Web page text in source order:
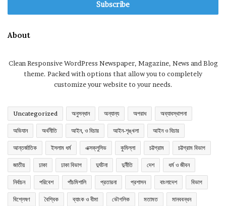
About
Clean Responsive WordPress Newspaper, Magazine, News and Blog
theme. Packed with options that allow you to completely
customize your website to your needs.
Uncategorized অনুসন্ধান অন্যান্য অপরাধ অব্যাবস্থাপনা
অভিযান অর্থনীতি আইন, ও বিচার আইন-শৃঙ্খলা আইন ও বিচার
আন্তর্জাতিক ইসলাম ধর্ম এক্সক্লুসিভ কুমিল্লা চট্টগ্রাম চট্টগ্রাম বিভাগ
জাতীয় ঢাকা ঢাকা বিভাগ দুর্ঘটনা দুর্নীতি দেশ ধর্ম ও জীবন
নির্বাচন পরিবেশ পাঁচমিশালি প্রতারনা প্রশাসন বাংলাদেশ বিভাগ
বিশ্লেষণ বৈশ্বিক ব্যাংক ও বীমা ভৌগলিক মতামত মানববন্ধন